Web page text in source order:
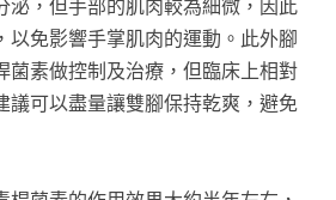
泌，但手部的肌肉較為細微，因此
以免影響手掌肌肉的運動。此外腳
菌素做控制及治療，但臨床上相對
議可以盡量讓雙腳保持乾爽，避免